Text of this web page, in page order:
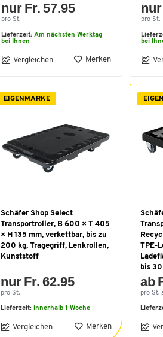
nur Fr. 57.95
pro St.
Lieferzeit: Am nächsten Werktag
bei Ihnen
Vergleichen Merken
nur
pro St.
bei
EIGENMARKE
Schäfer Shop Select
Transportroller, B 600 × T 405
× H 135 mm, verkettbar, bis zu
200 kg, Tragegriff, Lenkrollen,
Kunststoff
nur Fr. 62.95
pro St.
Lieferzeit: innerhalb 1 Woche
Vergleichen Merken
TPE-
bis
ab
pro St.